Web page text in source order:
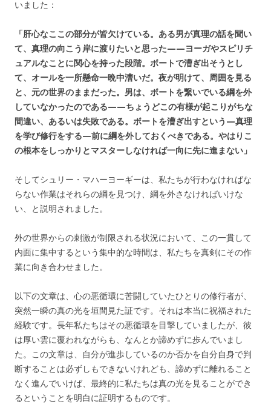
いました：
「肝心なここの部分が皆欠けている。ある男が真理の話を聞い
て、真理の向こう岸に渡りたいと思った——ヨーガやスピリチ
ュアルなことに関心を持った段階。ボートで漕ぎ出そうとし
て、オールを一所懸命一晩中漕いだ。夜が明けて、周囲を見る
と、元の世界のままだった。男は、ボートを繋いでいる綱を外
していなかったのである——ちょうどこの有様が起こりがちな
間違い、あるいは失敗である。ボートを漕ぎ出すという—真理
を学び修行をする—前に綱を外しておくべきである。やはりこ
の根本をしっかりとマスターしなければ一向に先に進まない」
そしてシュリー・マハーヨーギーは、私たちが行わなければな
らない作業はそれらの綱を見つけ、綱を外さなければいけな
い、と説明されました。
外の世界からの刺激が制限される状況において、この一貫して
内面に集中するという集中的な時間は、私たちを真剣にその作
業に向き合わせました。
以下の文章は、心の悪循環に苦闘していたひとりの修行者が、
突然一瞬の真の光を垣間見た証です。それは本当に祝福された
経験です。長年私たちはその悪循環を目撃していましたが、彼
は厚い雲に覆われながらも、なんとか諦めずに歩んでいまし
た。この文章は、自分が進歩しているのか否かを自分自身で判
断することは必ずしもできないけれども、諦めずに離れること
なく進んでいけば、最終的に私たちは真の光を見ることができ
るということを明白に証明するものです。